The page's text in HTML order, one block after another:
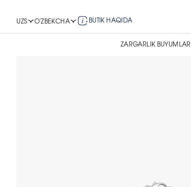
UZS O'ZBEKCHA BUTIK HAQIDA
ZARGARLIK BUYUMLARI